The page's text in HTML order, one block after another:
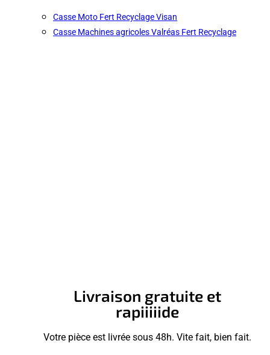
Casse Moto Fert Recyclage Visan
Casse Machines agricoles Valréas Fert Recyclage
Livraison gratuite et
rapiiiiide
Votre pièce est livrée sous 48h. Vite fait, bien fait.